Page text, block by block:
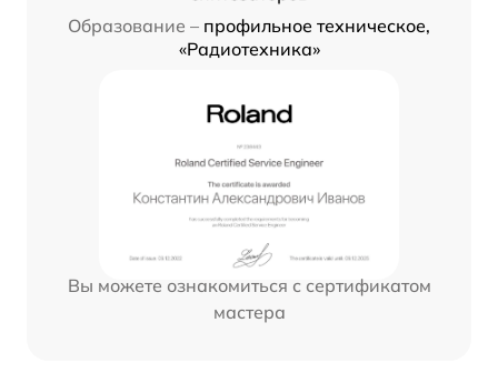
Образование – профильное техническое,
«Радиотехника»
Вы можете ознакомиться с сертификатом
мастера